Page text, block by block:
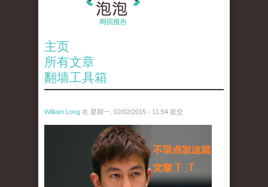
主页
所有文章
翻墙工具箱
William Long 在 星期一, 02/02/2015 - 11:54 提交
edison_chen.png